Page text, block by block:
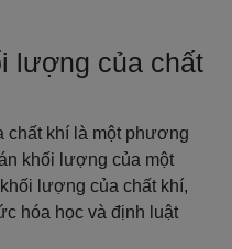
lượng của chất
chất khí là một phương
khối lượng của một
lượng của chất khí,
hóa học và định luật